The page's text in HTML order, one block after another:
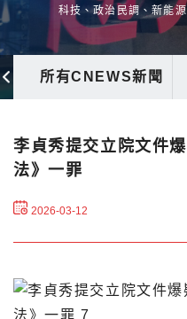
科技、政治民調、新能
所有CNEWS新聞
李貞秀提交立院文件
法》一罪
2026-03-12